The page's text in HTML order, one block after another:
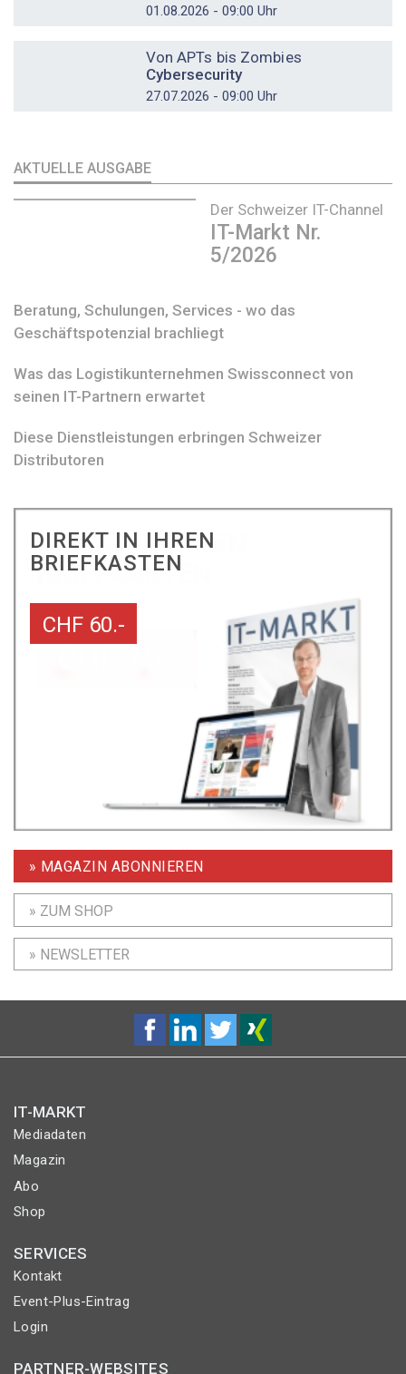
01.08.2026 - 09:00 Uhr
Von APTs bis Zombies
Cybersecurity
27.07.2026 - 09:00 Uhr
AKTUELLE AUSGABE
Der Schweizer IT-Channel
IT-Markt Nr.
5/2026
Beratung, Schulungen, Services - wo das
Geschäftspotenzial brachliegt
Was das Logistikunternehmen Swissconnect von
seinen IT-Partnern erwartet
Diese Dienstleistungen erbringen Schweizer
Distributoren
DIREKT IN IHREN
BRIEFKASTEN
CHF 60.-
» MAGAZIN ABONNIEREN
» ZUM SHOP
» NEWSLETTER
IT-MARKT
Mediadaten
Magazin
Abo
Shop
SERVICES
Kontakt
Event-Plus-Eintrag
Login
PARTNER-WEBSITES